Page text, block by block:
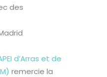
des
d’Arras et de
remercie la